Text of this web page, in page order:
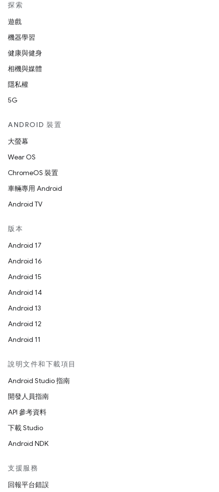
探索
遊戲
機器學習
健康與健身
相機與媒體
隱私權
5G
ANDROID 裝置
大螢幕
Wear OS
ChromeOS 裝置
車輛專用 Android
Android TV
版本
Android 17
Android 16
Android 15
Android 14
Android 13
Android 12
Android 11
說明文件和下載項目
Android Studio 指南
開發人員指南
API 參考資料
下載 Studio
Android NDK
支援服務
回報平台錯誤